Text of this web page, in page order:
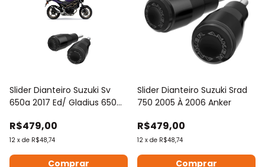
Slider Dianteiro Suzuki Sv
650a 2017 Ed/ Gladius 650
R$479,00
12 x de R$48,74
Comprar
Slider Dianteiro Suzuki Srad
750 2005 À 2006 Anker
R$479,00
12 x de R$48,74
Comprar